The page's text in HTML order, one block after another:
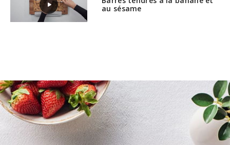
au sésame